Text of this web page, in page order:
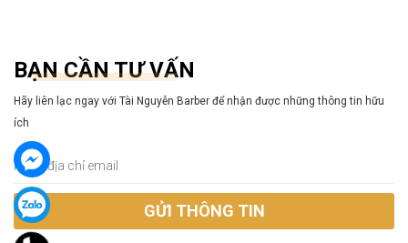
BẠN CẦN TƯ VẤN
Hãy liên lạc ngay với Tài Nguyễn Barber để nhận được những thông tin hữu
ích
GỬI THÔNG TIN